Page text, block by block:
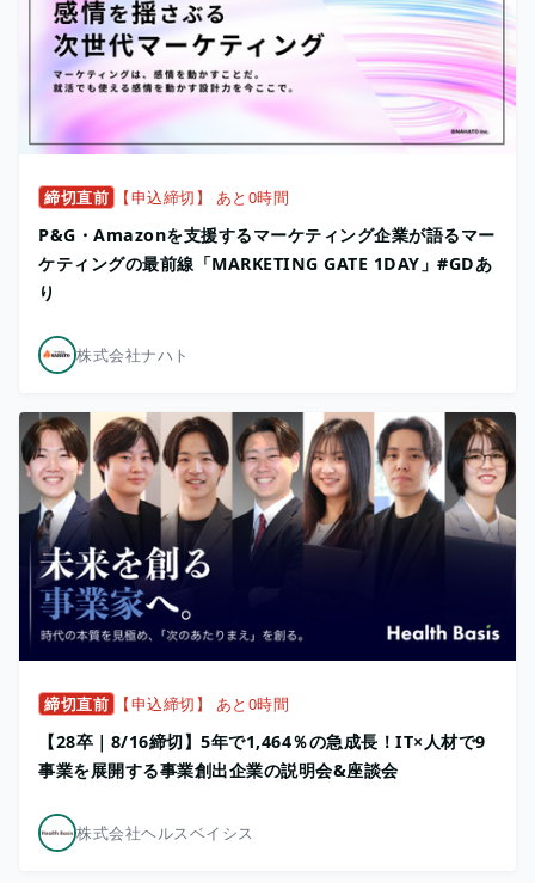
締切直前 【申込締切】 あと0時間
P&G・Amazonを支援するマーケティング企業が語るマー
ケティングの最前線「MARKETING GATE 1DAY」#GDあ
り
株式会社ナハト
締切直前 【申込締切】 あと0時間
【28卒｜8/16締切】5年で1,464％の急成長！IT×人材で9
事業を展開する事業創出企業の説明会&座談会
株式会社ヘルスベイシス